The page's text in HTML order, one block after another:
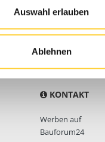
Auswahl erlauben
Ablehnen
Anleitungen
FAQ
Community Regeln
KONTAKT
Werben auf
Bauforum24